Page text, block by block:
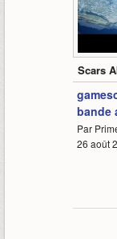
Scars
bande
Par
26 août